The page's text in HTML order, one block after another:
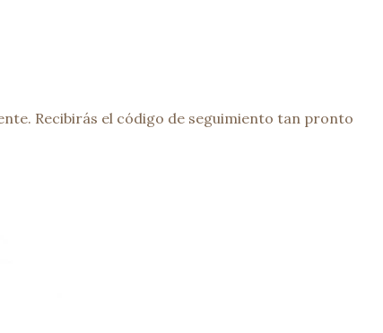
Recibirás el código de seguimiento tan pronto